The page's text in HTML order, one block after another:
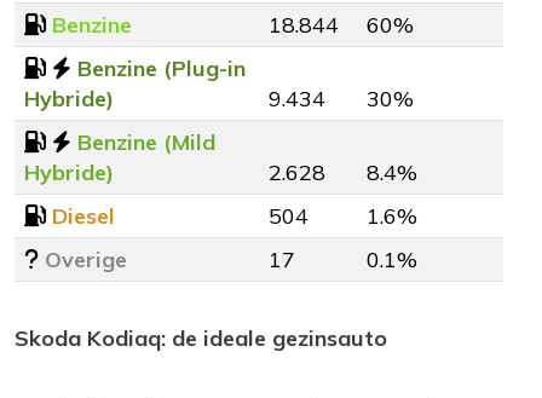
Benzine 18.844
60%
Benzine (Plug-in
Hybride)
9.434
30%
Benzine (Mild
Hybride)
2.628
8.4%
Diesel
504
1.6%
Overige
17 0.1%
Skoda Kodiaq: de ideale gezinsauto